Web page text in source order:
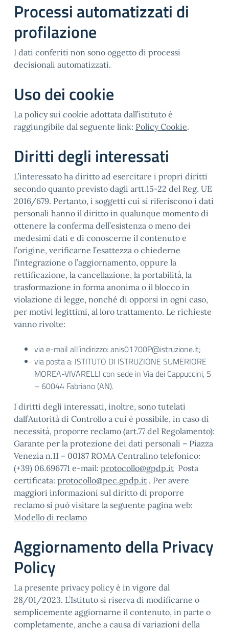
Processi automatizzati di
profilazione
I dati conferiti non sono oggetto di processi
decisionali automatizzati.
Uso dei cookie
La policy sui cookie adottata dall’istituto è
raggiungibile dal seguente link: Policy Cookie.
Diritti degli interessati
L’interessato ha diritto ad esercitare i propri diritti
secondo quanto previsto dagli artt.15-22 del Reg. UE
2016/679. Pertanto, i soggetti cui si riferiscono i dati
personali hanno il diritto in qualunque momento di
ottenere la conferma dell’esistenza o meno dei
medesimi dati e di conoscerne il contenuto e
l’origine, verificarne l’esattezza o chiederne
l’integrazione o l’aggiornamento, oppure la
rettificazione, la cancellazione, la portabilità, la
trasformazione in forma anonima o il blocco in
violazione di legge, nonché di opporsi in ogni caso,
per motivi legittimi, al loro trattamento. Le richieste
vanno rivolte:
via e-mail all’indirizzo: anis01700P@istruzione.it;
via posta a: ISTITUTO DI ISTRUZIONE SUMERIORE
MOREA-VIVARELLI con sede in Via dei Cappuccini, 5
– 60044 Fabriano (AN).
I diritti degli interessati, inoltre, sono tutelati
dall’Autorità di Controllo a cui è possibile, in caso di
necessità, proporre reclamo (art.77 del Regolamento):
Garante per la protezione dei dati personali – Piazza
Venezia n.11 – 00187 ROMA Centralino telefonico:
(+39) 06.696771 e-mail: protocollo@gpdp.it Posta
certificata: protocollo@pec.gpdp.it . Per avere
maggiori informazioni sul diritto di proporre
reclamo si può visitare la seguente pagina web:
Modello di reclamo
Aggiornamento della Privacy
Policy
La presente privacy policy è in vigore dal
28/01/2023. L’Istituto si riserva di modificarne o
semplicemente aggiornarne il contenuto, in parte o
completamente, anche a causa di variazioni della